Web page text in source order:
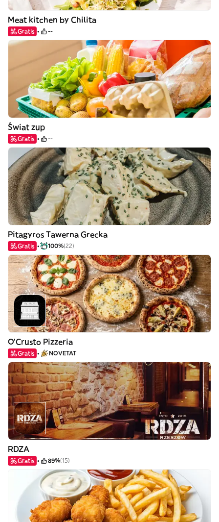
Meat kitchen by Chilita
Gratis --
Świat zup
Gratis --
Pitagyros Tawerna Grecka
Gratis 100%(22)
O'Crusto Pizzeria
Gratis NOVETAT
RDZA
Gratis 89%(15)